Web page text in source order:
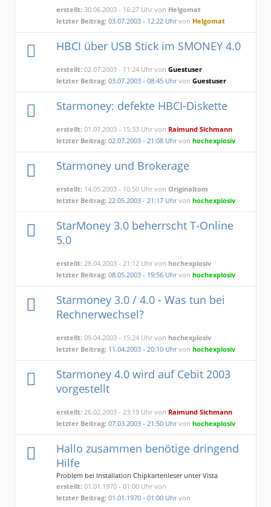
erstellt: 30.06.2003 - 16:27 Uhr von Helgomat
letzter Beitrag: 03.07.2003 - 12:22 Uhrvon Helgomat
HBCI über USB Stick im SMONEY 4.0
erstellt: 02.07.2003 - 11:24 Uhr vonGuestuser
letzter Beitrag: 03.07.2003 - 08:45 UhrvonGuestuser
Starmoney: defekte HBCI-Diskette
erstellt: 01.07.2003 - 15:33 Uhr von Raimund Sichmann
letzter Beitrag: 02.07.2003 - 21:08 Uhrvonhochexplosiv
Starmoney und Brokerage
erstellt: 14.05.2003 - 10:50 Uhr vonOriginaltom
letzter Beitrag: 22.05.2003 - 21:17 Uhrvonhochexplosiv
StarMoney 3.0 beherrscht T-Online
5.0
erstellt: 28.04.2003 - 21:12 Uhr von hochexplosiv
letzter Beitrag: 08.05.2003 - 19:56 Uhrvonhochexplosiv
Starmoney 3.0 / 4.0 - Was tun bei
Rechnerwechsel?
erstellt: 09.04.2003 - 15:24 Uhr von hochexplosiv
letzter Beitrag: 11.04.2003 - 20:10 Uhrvonhochexplosiv
Starmoney 4.0 wird auf Cebit 2003
vorgestellt
erstellt: 26.02.2003 - 23:19 Uhr von Raimund Sichmann
letzter Beitrag: 07.03.2003 - 21:50 Uhrvonhochexplosiv
Hallo zusammen benötige dringend
Hilfe
Problem bei Installation Chipkartenleser unter Vista
erstellt: 01.01.1970 - 01:00 Uhr von
letzter Beitrag: 01.01.1970 - 01:00 Uhrvon